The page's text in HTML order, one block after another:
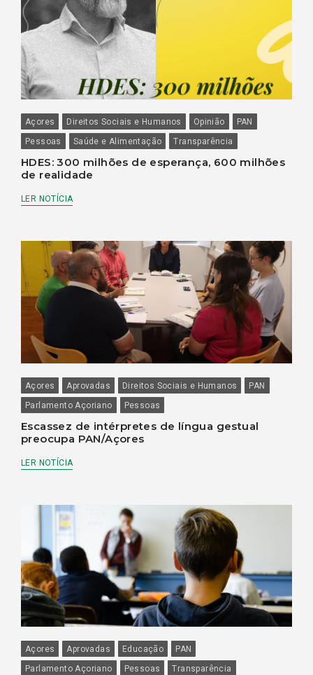
Açores Direitos Sociais e Humanos Opinião
PAN
Pessoas
Saúde e Alimentação Transparência
HDES: 300 milhões de esperança, 600 milhões
de realidade
LER NOTÍCIA
Açores Aprovadas Direitos Sociais e Humanos
PAN
Parlamento Açoriano
Pessoas
Escassez de intérpretes de língua gestual
preocupa PAN/Açores
LER NOTÍCIA
Açores Aprovadas Educação
PAN
Parlamento Açoriano
Pessoas Transparência